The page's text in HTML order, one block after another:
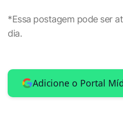
*Essa postagem pode ser
dia.
Adicione o Portal